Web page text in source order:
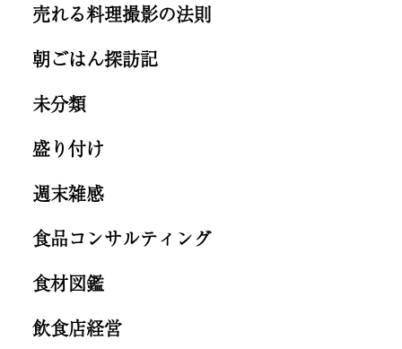
売れる料理撮影の法則
朝ごはん探訪記
未分類
盛り付け
週末雑感
食品コンサルティング
食材図鑑
飲食店経営